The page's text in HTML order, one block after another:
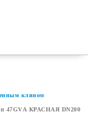
клином
47GVА КРАСНАЯ DN200